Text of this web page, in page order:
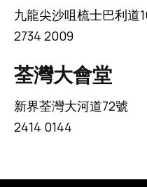
九龍尖沙咀梳士巴利道
2734 2009
荃灣大會堂
新界荃灣大河道72號
2414 0144